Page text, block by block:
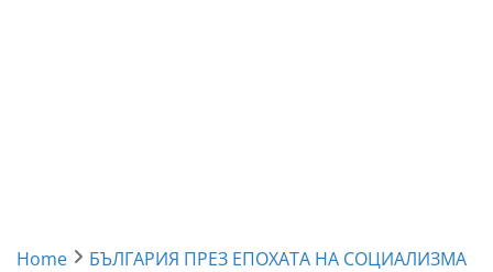
Home
БЪЛГАРИЯ ПРЕЗ ЕПОХАТА НА СОЦИАЛИЗМА